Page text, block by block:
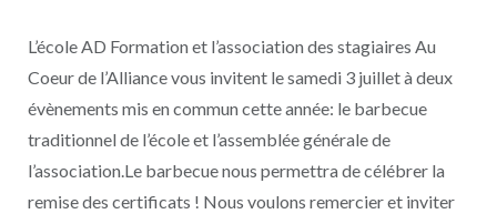
L’école AD Formation et l’association des stagiaires Au
Coeur de l’Alliance vous invitent le samedi 3 juillet à deux
évènements mis en commun cette année: le barbecue
traditionnel de l’école et l’assemblée générale de
l’association.Le barbecue nous permettra de célébrer la
remise des certificats ! Nous voulons remercier et inviter